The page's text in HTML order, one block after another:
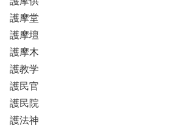
護摩堂
護摩壇
護摩木
護教学
護民官
護民院
護法神